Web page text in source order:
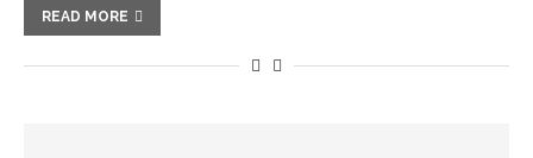
READ MORE